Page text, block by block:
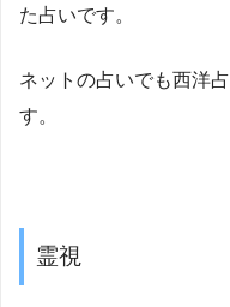
た占いです。
ネットの占いでも西洋
す。
霊視